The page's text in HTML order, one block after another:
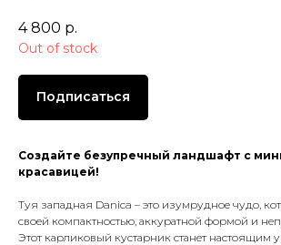
4 800 р.
Out of stock
Подписаться
Создайте безупречный ландшафт с
красавицей!
Туя западная Danica – это изумрудное чудо,
своей компактностью, аккуратной формой и
Этот карликовый кустарник станет настоящим